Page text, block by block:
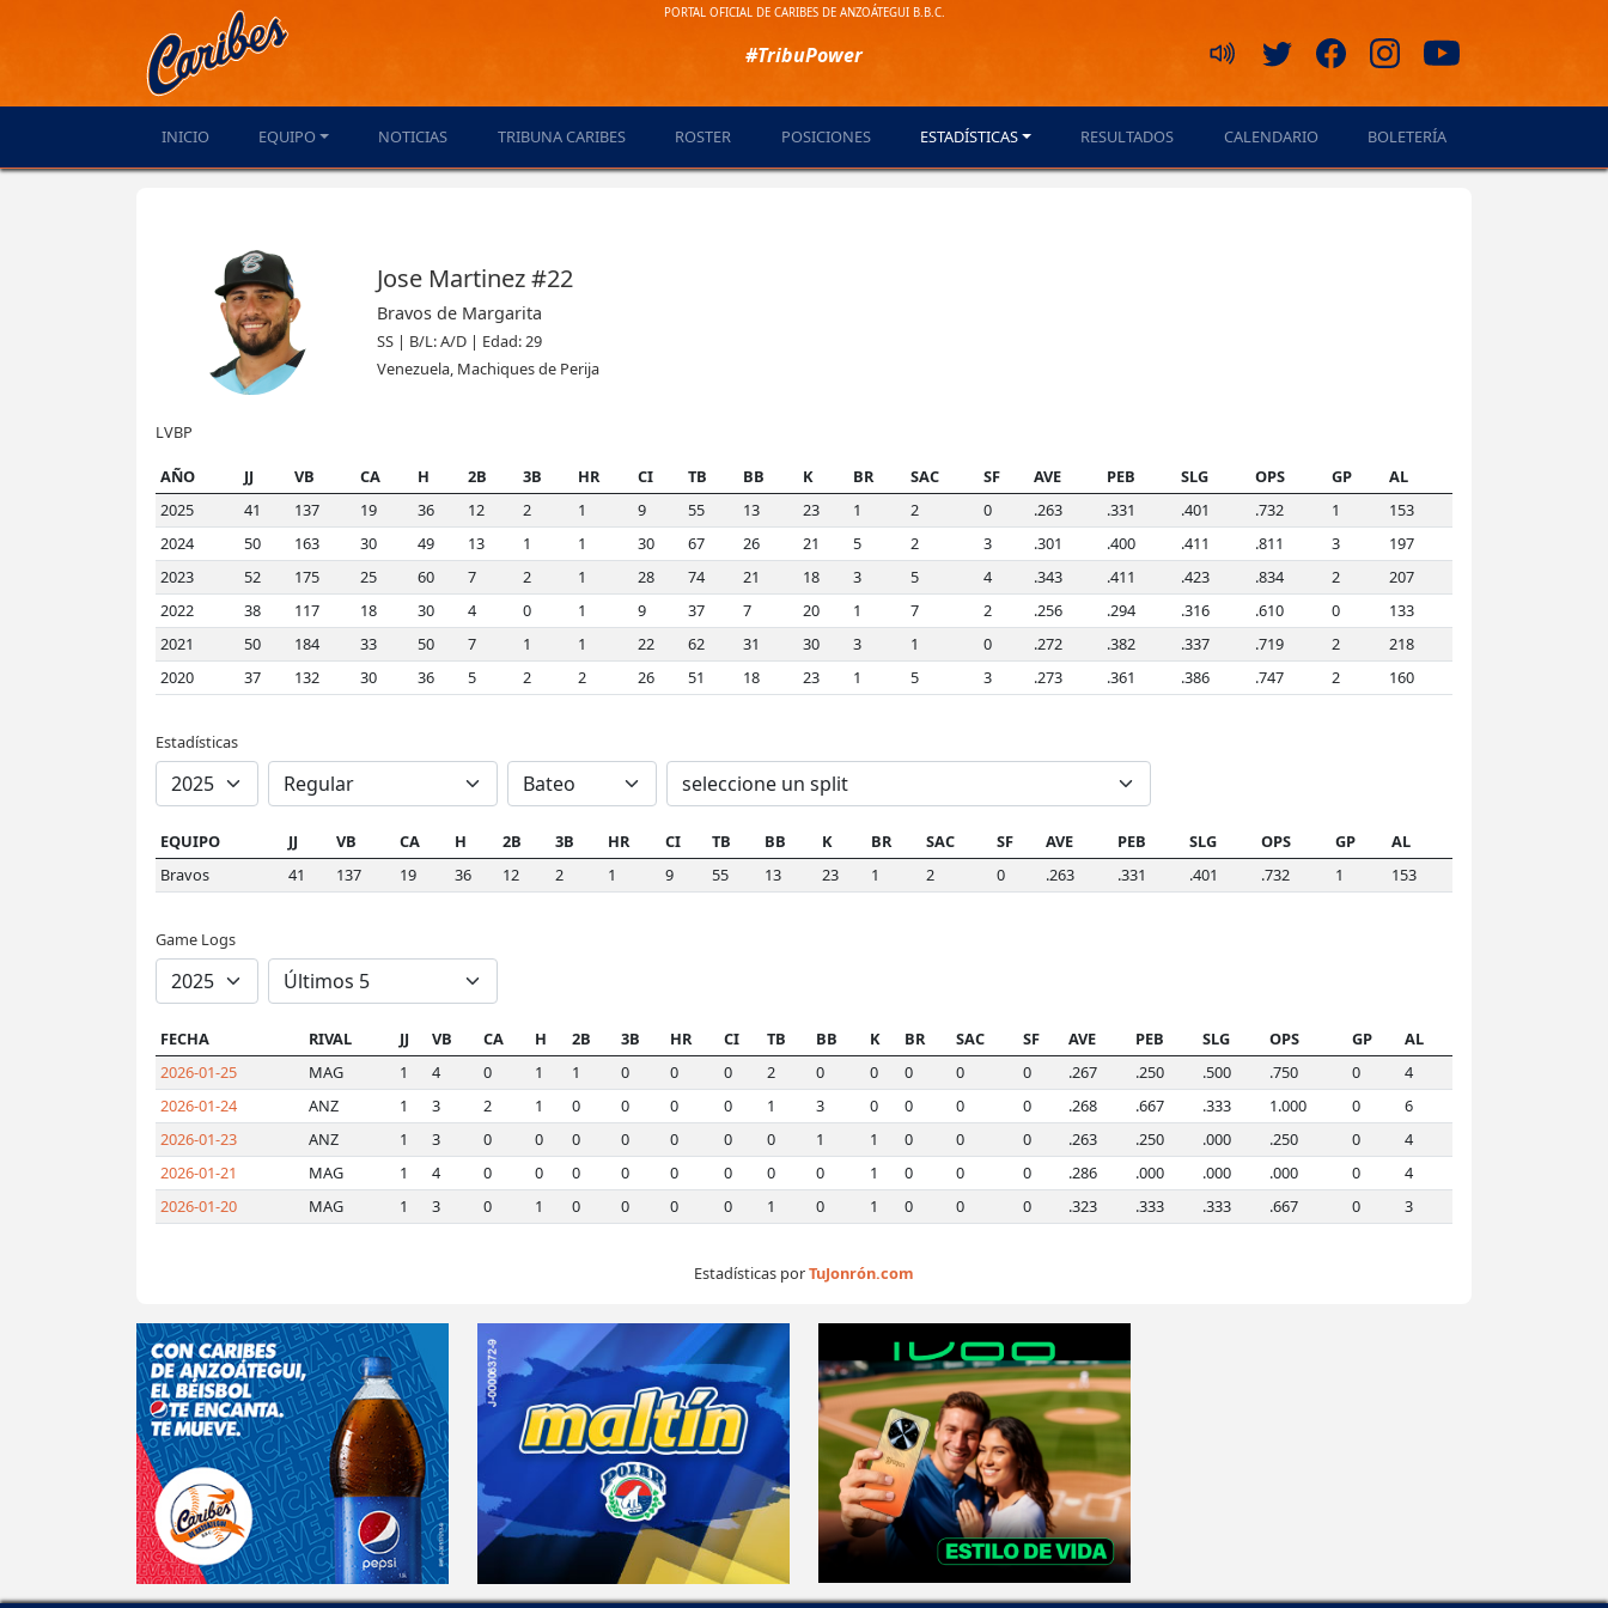
PORTAL OFICIAL DE CARIBES DE ANZOÁTEGUI B.B.C.
#TribuPower
INICIO EQUIPO NOTICIAS TRIBUNA CARIBES ROSTER POSICIONES ESTADÍSTICAS RESULTADOS CALENDARIO BOLETERÍA
Jose Martinez #22
Bravos de Margarita
SS | B/L: A/D | Edad: 29
Venezuela, Machiques de Perija
LVBP
AÑO JJ VB CA H 2B 3B HR CI TB BB K BR SAC SF AVE PEB SLG OPS GP
AL
2025
41 137 19 36 12 2 1 9 55 13 23 1 2 0 .263 .331 .401 .732 1
153
2024
50 163 30 49 13 1 1 30 67 26 21 5 2 3 .301 .400 .411 .811 3
197
2023
52 175 25 60 7 2 1 28 74 21 18 3 5 4 .343 .411 .423 .834 2
207
2022
38 117 18 30 4 0 1 9 37 7 20 1 7 2 .256 .294 .316 .610 0
133
2021
50 184 33 50 7 1 1 22 62 31 30 3 1 0 .272 .382 .337 .719 2
218
2020
37 132 30 36 5 2 2 26 51 18 23 1 5 3 .273 .361 .386 .747 2 160
Estadísticas
EQUIPO JJ VB CA H 2B 3B HR CI TB BB K BR SAC SF AVE PEB SLG OPS GP
AL
Bravos
41 137 19 36 12 2 1 9 55 13 23 1 2 0 .263 .331 .401 .732 1 153
Game Logs
FECHA RIVAL JJ VB CA H 2B 3B HR CI TB BB K BR SAC SF AVE PEB SLG OPS GP
AL
2026-01-25
MAG 1 4 0 1 1 0 0 0 2 0 0 0 0 0 .267 .250 .500 .750 0
4
2026-01-24
ANZ 1 3 2 1 0 0 0 0 1 3 0 0 0 0 .268 .667 .333 1.000 0
6
2026-01-23
ANZ 1 3 0 0 0 0 0 0 0 1 1 0 0 0 .263 .250 .000 .250 0
4
2026-01-21
MAG 1 4 0 0 0 0 0 0 0 0 1 0 0 0 .286 .000 .000 .000 0
4
2026-01-20
MAG 1 3 0 1 0 0 0 0 1 0 1 0 0 0 .323 .333 .333 .667 0 3
Estadísticas porTuJonrón.com